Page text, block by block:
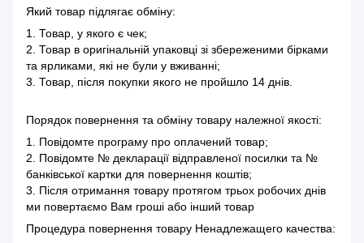
Який товар підлягає обміну:
1. Товар, у якого є чек;
2. Товар в оригінальній упаковці зі збереженими бірками
та ярликами, які не були у вживанні;
3. Товар, після покупки якого не пройшло 14 днів.
Порядок повернення та обміну товару належної якості:
1. Повідомте програму про оплачений товар;
2. Повідомте № декларації відправленої посилки та №
банківської картки для повернення коштів;
3. Після отримання товару протягом трьох робочих днів
ми повертаємо Вам гроші або інший товар
Процедура повернення товару Ненадлежащего качества: